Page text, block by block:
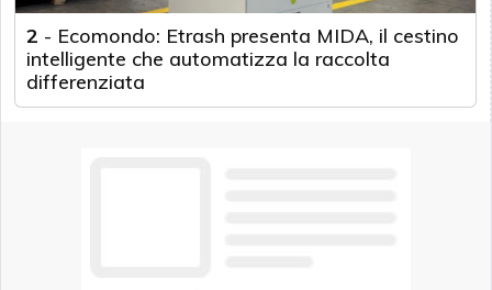
2 - Ecomondo: Etrash presenta MIDA, il cestino
intelligente che automatizza la raccolta
differenziata